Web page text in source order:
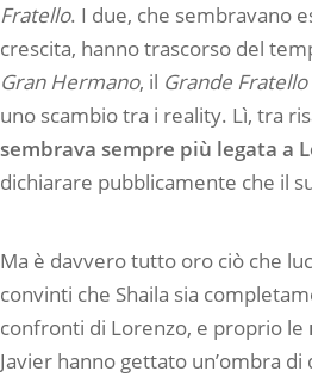
Fratello. I due, che sembravano
crescita, hanno trascorso del
Gran Hermano, il Grande Fratello
uno scambio tra i reality. Lì, tra
sembrava sempre più legata a
dichiarare pubblicamente che il
Ma è davvero tutto oro ciò che
convinti che Shaila sia
confronti di Lorenzo, e proprio le
Javier hanno gettato un’ombra